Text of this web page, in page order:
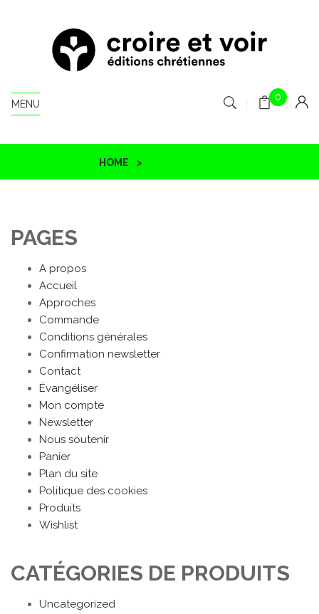
MENU
0
HOME
PAGES
A propos
Accueil
Approches
Commande
Conditions générales
Confirmation newsletter
Contact
Évangéliser
Mon compte
Newsletter
Nous soutenir
Panier
Plan du site
Politique des cookies
Produits
Wishlist
CATÉGORIES DE PRODUITS
Uncategorized